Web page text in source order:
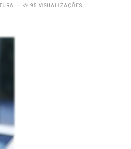
95 VISUALIZAÇÕES